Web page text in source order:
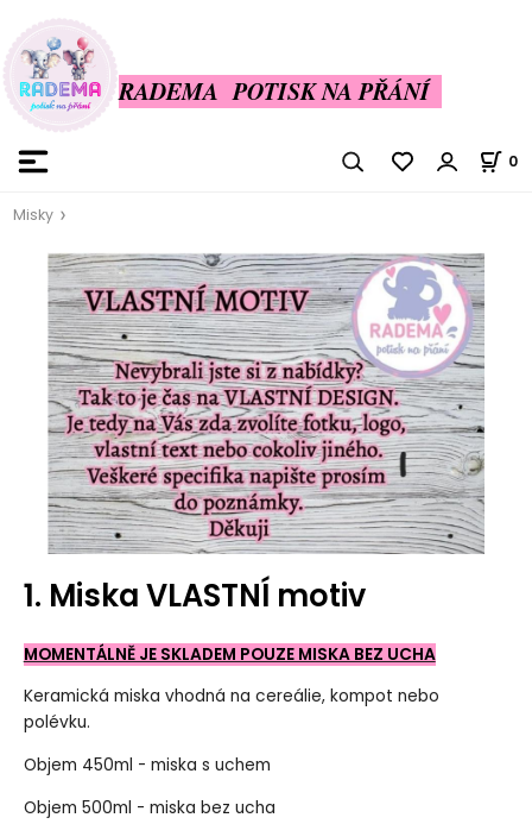
RADEMA POTISK NA PŘÁNÍ
0
Misky
1. Miska VLASTNÍ motiv
MOMENTÁLNĚ JE SKLADEM POUZE MISKA BEZ UCHA
Keramická miska vhodná na cereálie, kompot nebo
polévku.
Objem 450ml - miska s uchem
Objem 500ml - miska bez ucha